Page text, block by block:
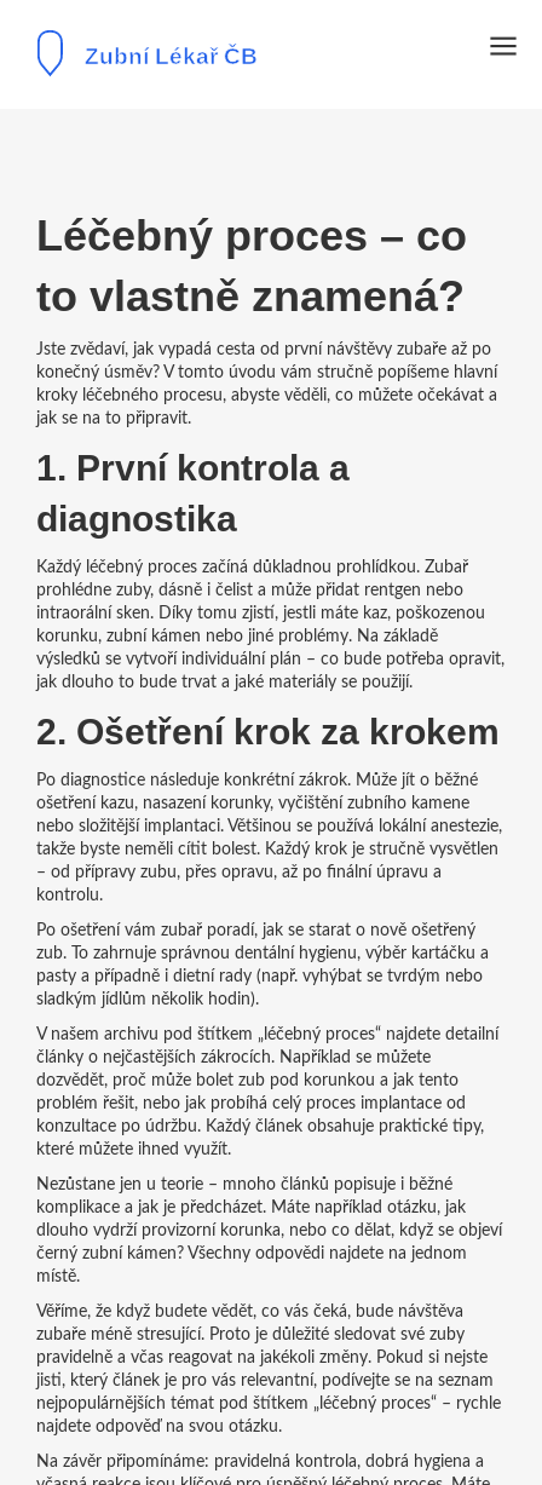
Léčebný proces – co
to vlastně znamená?
Jste zvědaví, jak vypadá cesta od první návštěvy zubaře až po
konečný úsměv? V tomto úvodu vám stručně popíšeme hlavní
kroky léčebného procesu, abyste věděli, co můžete očekávat a
jak se na to připravit.
1. První kontrola a
diagnostika
Každý léčebný proces začíná důkladnou prohlídkou. Zubař
prohlédne zuby, dásně i čelist a může přidat rentgen nebo
intraorální sken. Díky tomu zjistí, jestli máte kaz, poškozenou
korunku, zubní kámen nebo jiné problémy. Na základě
výsledků se vytvoří individuální plán – co bude potřeba opravit,
jak dlouho to bude trvat a jaké materiály se použijí.
2. Ošetření krok za krokem
Po diagnostice následuje konkrétní zákrok. Může jít o běžné
ošetření kazu, nasazení korunky, vyčištění zubního kamene
nebo složitější implantaci. Většinou se používá lokální anestezie,
takže byste neměli cítit bolest. Každý krok je stručně vysvětlen
– od přípravy zubu, přes opravu, až po finální úpravu a
kontrolu.
Po ošetření vám zubař poradí, jak se starat o nově ošetřený
zub. To zahrnuje správnou dentální hygienu, výběr kartáčku a
pasty a případně i dietní rady (např. vyhýbat se tvrdým nebo
sladkým jídlům několik hodin).
V našem archivu pod štítkem „léčebný proces“ najdete detailní
články o nejčastějších zákrocích. Například se můžete
dozvědět, proč může bolet zub pod korunkou a jak tento
problém řešit, nebo jak probíhá celý proces implantace od
konzultace po údržbu. Každý článek obsahuje praktické tipy,
které můžete ihned využít.
Nezůstane jen u teorie – mnoho článků popisuje i běžné
komplikace a jak je předcházet. Máte například otázku, jak
dlouho vydrží provizorní korunka, nebo co dělat, když se objeví
černý zubní kámen? Všechny odpovědi najdete na jednom
místě.
Věříme, že když budete vědět, co vás čeká, bude návštěva
zubaře méně stresující. Proto je důležité sledovat své zuby
pravidelně a včas reagovat na jakékoli změny. Pokud si nejste
jisti, který článek je pro vás relevantní, podívejte se na seznam
nejpopulárnějších témat pod štítkem „léčebný proces“ – rychle
najdete odpověď na svou otázku.
Na závěr připomínáme: pravidelná kontrola, dobrá hygiena a